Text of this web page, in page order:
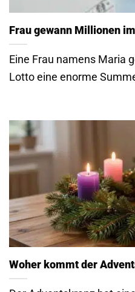
Frau gewann Millionen
Eine Frau namens Maria
Lotto eine enorme
Woher kommt der